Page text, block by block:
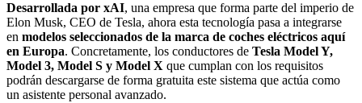
Desarrollada por xAI, una empresa que forma parte del imperio de
Elon Musk, CEO de Tesla, ahora esta tecnología pasa a integrarse
en modelos seleccionados de la marca de coches eléctricos aquí
en Europa. Concretamente, los conductores de Tesla Model Y,
Model 3, Model S y Model X que cumplan con los requisitos
podrán descargarse de forma gratuita este sistema que actúa como
un asistente personal avanzado.